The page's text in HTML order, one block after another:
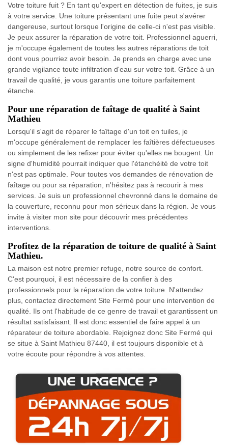
Votre toiture fuit ? En tant qu'expert en détection de fuites, je suis
à votre service. Une toiture présentant une fuite peut s'avérer
dangereuse, surtout lorsque l'origine de celle-ci n'est pas visible.
Je peux assurer la réparation de votre toit. Professionnel aguerri,
je m'occupe également de toutes les autres réparations de toit
dont vous pourriez avoir besoin. Je prends en charge avec une
grande vigilance toute infiltration d'eau sur votre toit. Grâce à un
travail de qualité, je vous garantis une toiture parfaitement
étanche.
Pour une réparation de faîtage de qualité à Saint
Mathieu
Lorsqu'il s'agit de réparer le faîtage d'un toit en tuiles, je
m'occupe généralement de remplacer les faîtières défectueuses
ou simplement de les refixer pour éviter qu'elles ne bougent. Un
signe d'humidité pourrait indiquer que l'étanchéité de votre toit
n'est pas optimale. Pour toutes vos demandes de rénovation de
faîtage ou pour sa réparation, n'hésitez pas à recourir à mes
services. Je suis un professionnel chevronné dans le domaine de
la couverture, reconnu pour mon sérieux dans la région. Je vous
invite à visiter mon site pour découvrir mes précédentes
interventions.
Profitez de la réparation de toiture de qualité à Saint
Mathieu.
La maison est notre premier refuge, notre source de confort.
C'est pourquoi, il est nécessaire de la confier à des
professionnels pour la réparation de votre toiture. N'attendez
plus, contactez directement Site Fermé pour une intervention de
qualité. Ils ont l'habitude de ce genre de travail et garantissent un
résultat satisfaisant. Il est donc essentiel de faire appel à un
réparateur de toiture abordable. Rejoignez donc Site Fermé qui
se situe à Saint Mathieu 87440, il est toujours disponible et à
votre écoute pour répondre à vos attentes.